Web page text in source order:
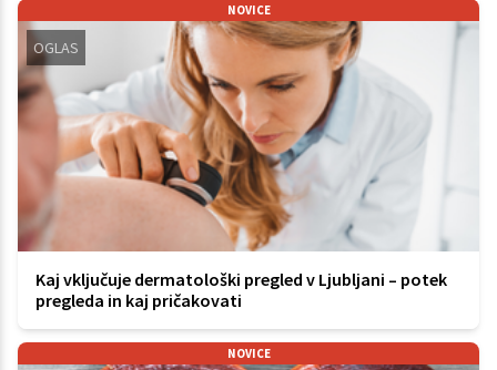
NOVICE
OGLAS
Kaj vključuje dermatološki pregled v Ljubljani – potek
pregleda in kaj pričakovati
NOVICE